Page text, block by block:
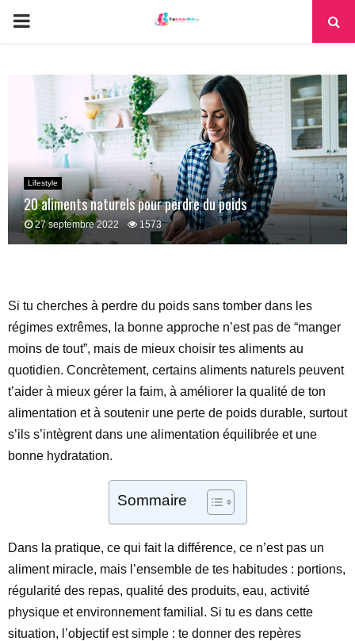
PRIMARY
Lifestyle
20 aliments naturels pour perdre du poids
27 septembre 2022 1573
Si tu cherches à perdre du poids sans tomber dans les
régimes extrêmes, la bonne approche n’est pas de “manger
moins de tout”, mais de mieux choisir tes aliments au
quotidien. Concrètement, certains aliments naturels peuvent
t’aider à mieux gérer la faim, à améliorer la qualité de ton
alimentation et à soutenir une perte de poids durable, surtout
s’ils s’intègrent dans une alimentation équilibrée et une
bonne hydratation.
Sommaire
Dans la pratique, ce qui fait la différence, ce n’est pas un
aliment miracle, mais l’ensemble de tes habitudes : portions,
régularité des repas, qualité des produits, eau, activité
physique et environnement familial. Si tu es dans cette
situation, l’objectif est simple : te donner des repères